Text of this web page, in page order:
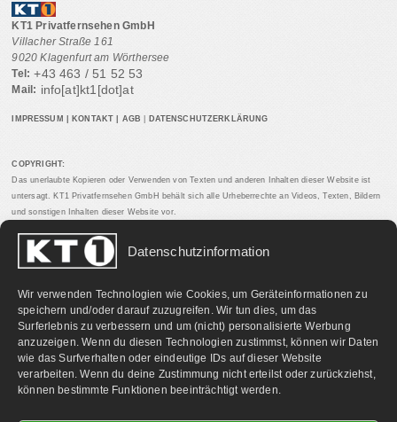
Datenschutzinformation
Wir verwenden Technologien wie Cookies, um Geräteinformationen zu
speichern und/oder darauf zuzugreifen. Wir tun dies, um das
Surferlebnis zu verbessern und um (nicht) personalisierte Werbung
anzuzeigen. Wenn du diesen Technologien zustimmst, können wir Daten
wie das Surfverhalten oder eindeutige IDs auf dieser Website
verarbeiten. Wenn du deine Zustimmung nicht erteilst oder zurückziehst,
können bestimmte Funktionen beeinträchtigt werden.
KT1 Privatfernsehen GmbH
Villacher Straße 161
9020 Klagenfurt am Wörthersee
Tel: +43 463 / 51 52 53
Mail: info[at]kt1[dot]at
IMPRESSUM KONTAKT AGB DATENSCHUTZERKLÄRUNG
COPYRIGHT:
Das unerlaubte Kopieren oder Verwenden von Texten und anderen Inhalten dieser Website ist
untersagt. KT1 Privatfernsehen GmbH behält sich alle Urheberrechte an Videos, Texten, Bildern
und sonstigen Inhalten dieser Website vor.
PARTNERLINKS: